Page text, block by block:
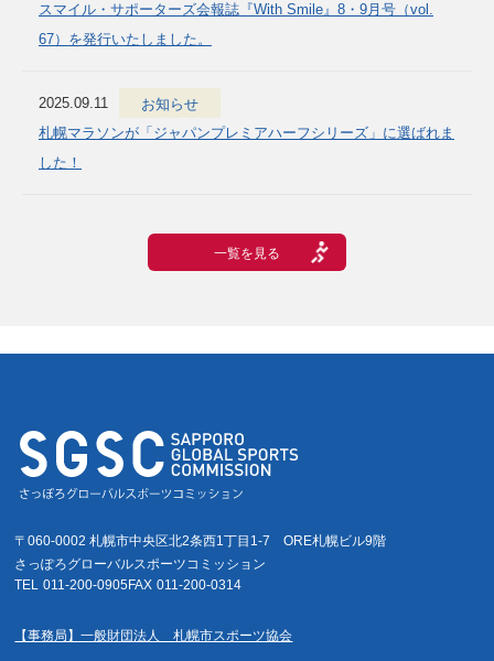
スマイル・サポーターズ会報誌『With Smile』8・9月号（vol.
67）を発行いたしました。
2025.09.11
お知らせ
札幌マラソンが「ジャパンプレミアハーフシリーズ」に選ばれま
した！
一覧を見る
〒060-0002 札幌市中央区北2条西1丁目1-7ORE札幌ビル9階
さっぽろグローバルスポーツコミッション
TEL 011-200-0905FAX 011-200-0314
【事務局】一般財団法人 札幌市スポーツ協会